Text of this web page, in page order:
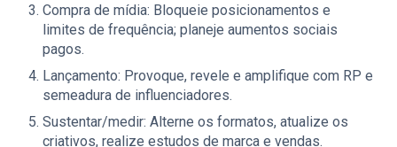
Compra de mídia: Bloqueie posicionamentos e
limites de frequência; planeje aumentos sociais
pagos.
Lançamento: Provoque, revele e amplifique com RP e
semeadura de influenciadores.
Sustentar/medir: Alterne os formatos, atualize os
criativos, realize estudos de marca e vendas.